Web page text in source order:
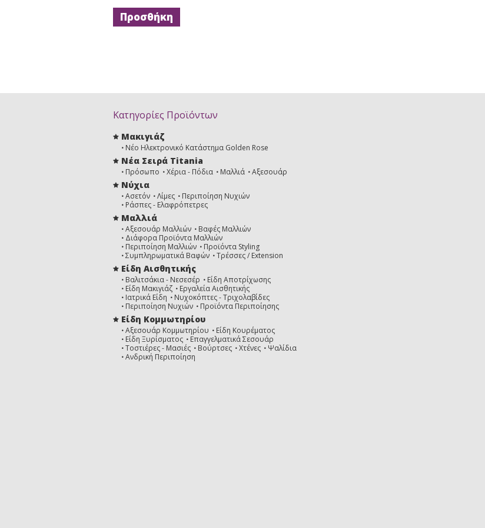
Κατηγορίες Προϊόντων
Μακιγιάζ
Νέο Ηλεκτρονικό Κατάστημα Golden Rose
Νέα Σειρά Titania
Πρόσωπο Χέρια - Πόδια Μαλλιά Αξεσουάρ
Νύχια
Ασετόν Λίμες
Περιποίηση Νυχιών
Ράσπες - Ελαφρόπετρες
Μαλλιά
Αξεσουάρ Μαλλιών
Βαφές Μαλλιών
Διάφορα Προϊόντα Μαλλιών
Περιποίηση Μαλλιών
Προϊόντα Styling
Συμπληρωματικά Βαφών
Τρέσσες / Extension
Είδη Αισθητικής
Βαλιτσάκια - Νεσεσέρ
Είδη Αποτρίχωσης
Είδη Μακιγιάζ
Εργαλεία Αισθητικής
Ιατρικά Είδη
Νυχοκόπτες - Τριχολαβίδες
Περιποίηση Νυχιών
Προϊόντα Περιποίησης
Είδη Κομμωτηρίου
Αξεσουάρ Κομμωτηρίου
Είδη Κουρέματος
Είδη Ξυρίσματος
Επαγγελματικά Σεσουάρ
Τοστιέρες - Μασιές
Βούρτσες Χτένες
Ψαλίδια
Ανδρική Περιποίηση